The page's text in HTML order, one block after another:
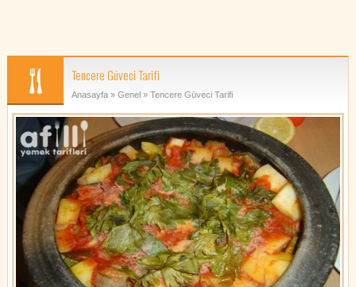
Tencere Güveci Tarifi
Anasayfa» Genel» Tencere Güveci Tarifi